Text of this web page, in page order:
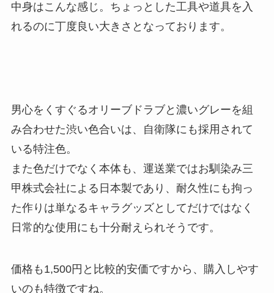
中身はこんな感じ。ちょっとした工具や道具を入
れるのに丁度良い大きさとなっております。
男心をくすぐるオリーブドラブと濃いグレーを組
み合わせた渋い色合いは、自衛隊にも採用されて
いる特注色。
また色だけでなく本体も、運送業ではお馴染み三
甲株式会社による日本製であり、耐久性にも拘っ
た作りは単なるキャラグッズとしてだけではなく
日常的な使用にも十分耐えられそうです。
価格も1,500円と比較的安価ですから、購入しやす
いのも特徴ですね。